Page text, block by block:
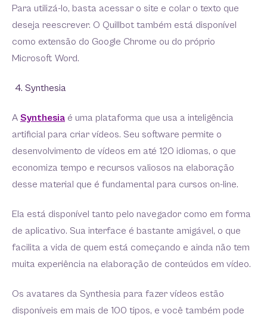
Para utilizá-lo, basta acessar o site e colar o texto que
deseja reescrever. O Quillbot também está disponível
como extensão do Google Chrome ou do próprio
Microsoft Word.
Synthesia
A Synthesia é uma plataforma que usa a inteligência
artificial para criar vídeos. Seu software permite o
desenvolvimento de vídeos em até 120 idiomas, o que
economiza tempo e recursos valiosos na elaboração
desse material que é fundamental para cursos on-line.
Ela está disponível tanto pelo navegador como em forma
de aplicativo. Sua interface é bastante amigável, o que
facilita a vida de quem está começando e ainda não tem
muita experiência na elaboração de conteúdos em vídeo.
Os avatares da Synthesia para fazer vídeos estão
disponíveis em mais de 100 tipos, e você também pode